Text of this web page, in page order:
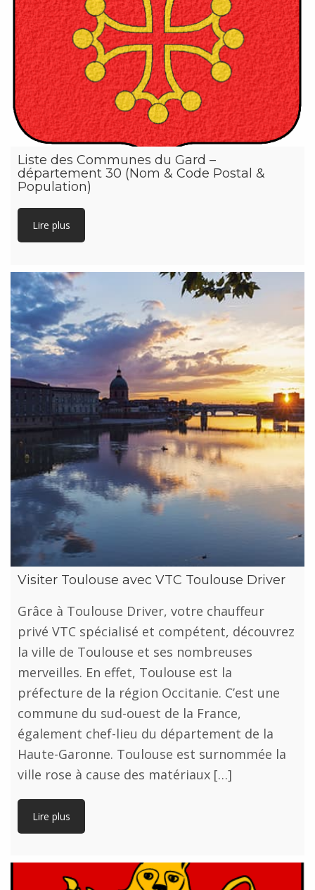
Liste des Communes du Gard –
département 30 (Nom & Code Postal &
Population)
Lire plus
Visiter Toulouse avec VTC Toulouse Driver
Grâce à Toulouse Driver, votre chauffeur
privé VTC spécialisé et compétent, découvrez
la ville de Toulouse et ses nombreuses
merveilles. En effet, Toulouse est la
préfecture de la région Occitanie. C’est une
commune du sud-ouest de la France,
également chef-lieu du département de la
Haute-Garonne. Toulouse est surnommée la
ville rose à cause des matériaux […]
Lire plus